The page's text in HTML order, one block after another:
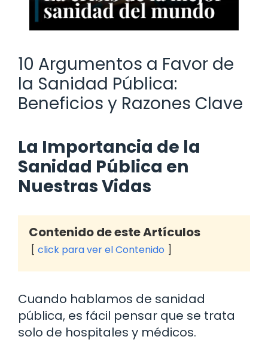
10 Argumentos a Favor de
la Sanidad Pública:
Beneficios y Razones Clave
La Importancia de la
Sanidad Pública en
Nuestras Vidas
Contenido de este Artículos
click para ver el Contenido
Cuando hablamos de sanidad
pública, es fácil pensar que se trata
solo de hospitales y médicos.